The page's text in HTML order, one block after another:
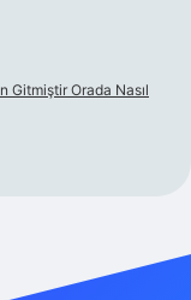
Gitmiştir Orada Nasıl